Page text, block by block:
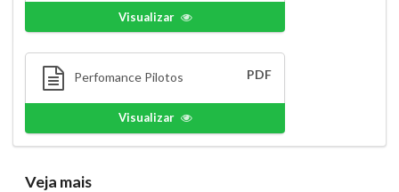
Visualizar
Perfomance Pilotos PDF
Visualizar
Veja mais